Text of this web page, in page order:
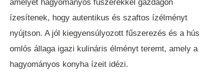
amelyet hagyományos fűszerekkel gazdagon
ízesítenek, hogy autentikus és szaftos ízélményt
nyújtson. A jól kiegyensúlyozott fűszerezés és a hús
omlós állaga igazi kulináris élményt teremt, amely a
hagyományos konyha ízeit idézi.